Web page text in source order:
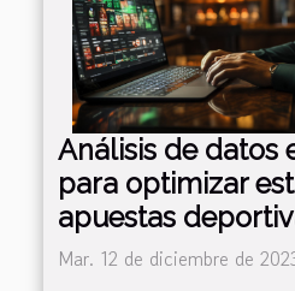
Análisis de datos
para optimizar
apuestas
Mar. 12 de diciembre de